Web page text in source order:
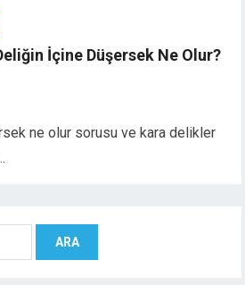
İçine Düşersek Ne Olur?
ne olur sorusu ve kara delikler